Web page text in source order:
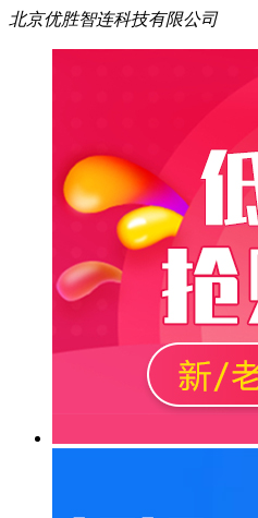
北京优胜智连科技有限公司